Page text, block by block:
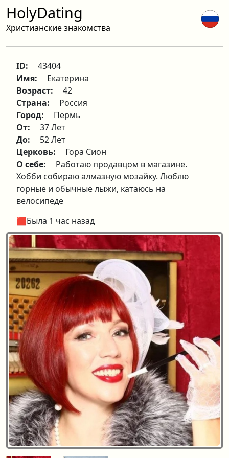
HolyDating
Христианские знакомства
ID:
43404
Имя:
Екатерина
Возраст:
42
Страна:
Россия
Город:
Пермь
От:
37 Лет
До:
52 Лет
Церковь:
Гора Сион
О себе:
Работаю продавцом в магазине.
Хобби собираю алмазную мозайку. Люблю
горные и обычные лыжи, катаюсь на
велосипеде
🟥Была 1 час назад